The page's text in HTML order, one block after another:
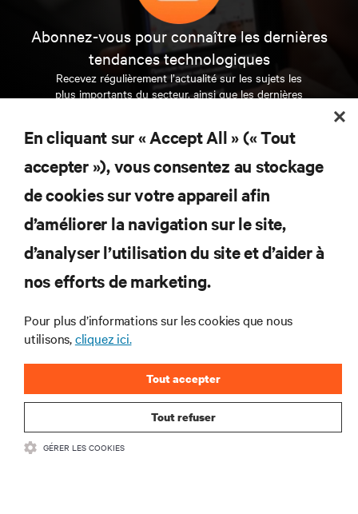
Abonnez-vous pour connaître les dernières
tendances technologiques
Recevez régulièrement l’actualité sur les sujets les
plus importants du secteur, ainsi que les dernières
et des infrastructures informatiques critiques.
S’INSCRIRE MAINTENANT
RESSOURCES
SUPPORT
SOCIÉTÉ
En cliquant sur « Accept All » (« Tout
accepter »), vous consentez au stockage
de cookies sur votre appareil afin
d’améliorer la navigation sur le site,
d’analyser l’utilisation du site et d’aider à
nos efforts de marketing.
Pour plus d’informations sur les cookies que nous
utilisons,cliquez ici.
Tout refuser
Tout accepter
GÉRER LES COOKIES